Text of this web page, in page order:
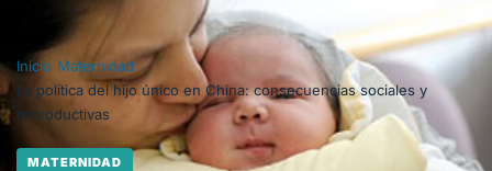
Inicio›Maternidad›
La política del hijo único en China: consecuencias sociales y
reproductivas
MATERNIDAD